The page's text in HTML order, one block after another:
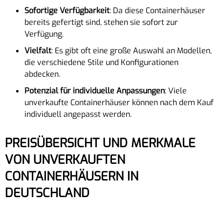
Sofortige Verfügbarkeit: Da diese Containerhäuser
bereits gefertigt sind, stehen sie sofort zur
Verfügung.
Vielfalt: Es gibt oft eine große Auswahl an Modellen,
die verschiedene Stile und Konfigurationen
abdecken.
Potenzial für individuelle Anpassungen: Viele
unverkaufte Containerhäuser können nach dem Kauf
individuell angepasst werden.
PREISÜBERSICHT UND MERKMALE
VON UNVERKAUFTEN
CONTAINERHÄUSERN IN
DEUTSCHLAND